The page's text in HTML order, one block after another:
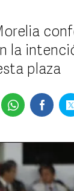
la
plaza